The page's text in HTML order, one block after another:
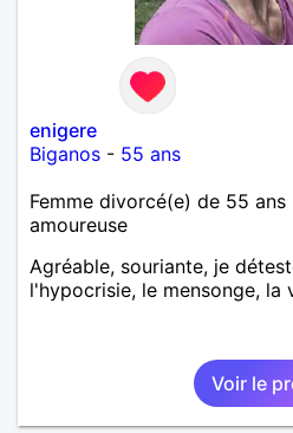
enigere
Biganos - 55 ans
Femme divorcé(e) de 55
amoureuse
Agréable, souriante, je
l'hypocrisie, le mensonge, la
Voir le